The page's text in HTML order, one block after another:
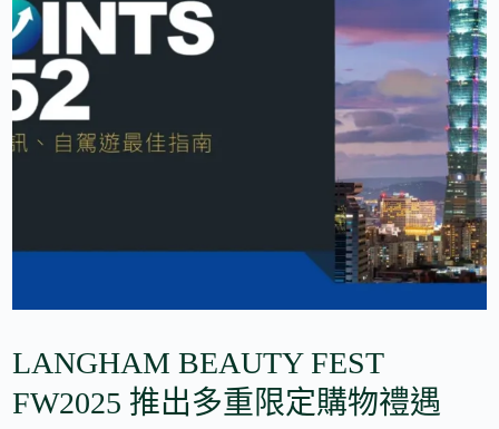
LANGHAM BEAUTY FEST
FW2025 推出多重限定購物禮遇